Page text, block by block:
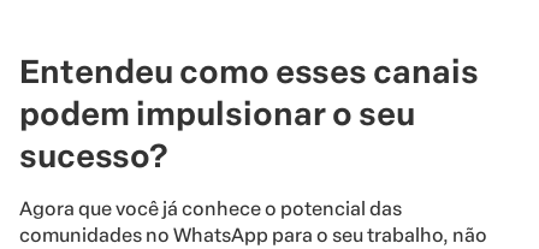
Entendeu como esses canais
podem impulsionar o seu
sucesso?
Agora que você já conhece o potencial das
comunidades no WhatsApp para o seu trabalho, não